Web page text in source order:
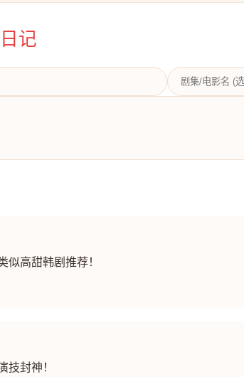
记
高甜韩剧推荐！
封神！